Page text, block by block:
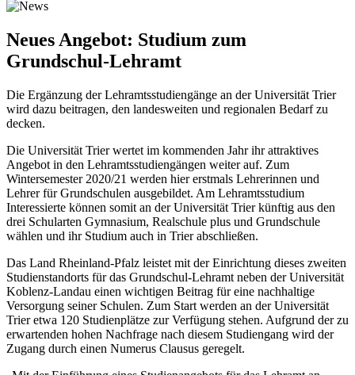
Neues Angebot: Studium zum
Grundschul-Lehramt
Die Ergänzung der Lehramtsstudiengänge an der Universität Trier
wird dazu beitragen, den landesweiten und regionalen Bedarf zu
decken.
Die Universität Trier wertet im kommenden Jahr ihr attraktives
Angebot in den Lehramtsstudiengängen weiter auf. Zum
Wintersemester 2020/21 werden hier erstmals Lehrerinnen und
Lehrer für Grundschulen ausgebildet. Am Lehramtsstudium
Interessierte können somit an der Universität Trier künftig aus den
drei Schularten Gymnasium, Realschule plus und Grundschule
wählen und ihr Studium auch in Trier abschließen.
Das Land Rheinland-Pfalz leistet mit der Einrichtung dieses zweiten
Studienstandorts für das Grundschul-Lehramt neben der Universität
Koblenz-Landau einen wichtigen Beitrag für eine nachhaltige
Versorgung seiner Schulen. Zum Start werden an der Universität
Trier etwa 120 Studienplätze zur Verfügung stehen. Aufgrund der zu
erwartenden hohen Nachfrage nach diesem Studiengang wird der
Zugang durch einen Numerus Clausus geregelt.